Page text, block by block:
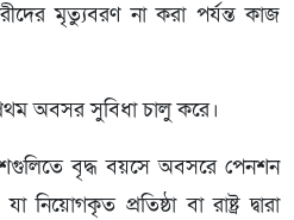
মৃত্যুবরণ না করা পর্যন্ত কাজ
অবসর সুবিধা চালু করে।
বৃদ্ধ বয়সে অবসরে পেনশন
নিয়োগকৃত প্রতিষ্ঠা বা রাষ্ট্র দ্বারা